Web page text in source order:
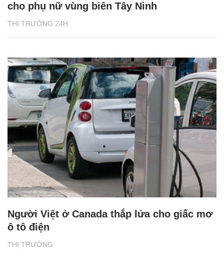
THỊ TRƯỜNG 24H
cho phụ nữ vùng biên Tây Ninh
THỊ TRƯỜNG
Người Việt ở Canada thắp lửa cho giấc mơ
ô tô điện